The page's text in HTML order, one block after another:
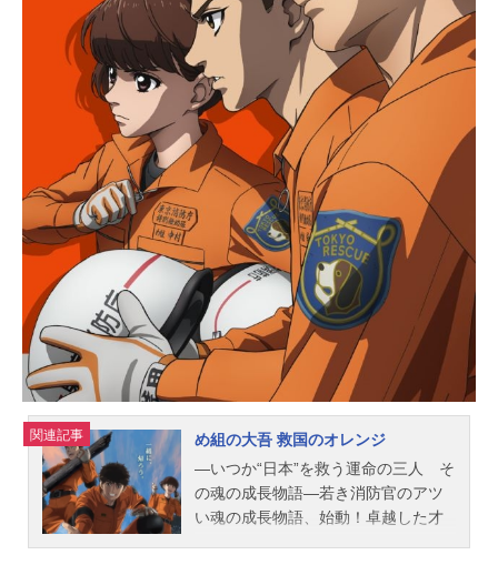
関連記事
め組の大吾 救国のオレンジ
―いつか“日本”を救う運命の三人 そ
の魂の成長物語―若き消防官のアツ
い魂の成長物語、始動！卓越した才